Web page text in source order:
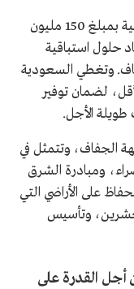
تبرعت السعودية لمبادرة شراكة الرياض العالمية بمبلغ 150 مليون
حلول استباقية
وتغطي السعودية
سنوات على الأقل، لضمان توفير
طويلة الأجل.
الجفاف، وتتمثل في
ومبادرة الشرق
على الأراضي التي
وتأسيس
أجل القدرة على